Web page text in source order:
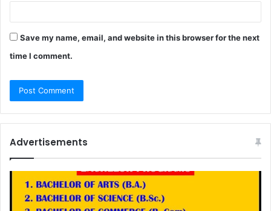
Save my name, email, and website in this browser for the next
time I comment.
Advertisements